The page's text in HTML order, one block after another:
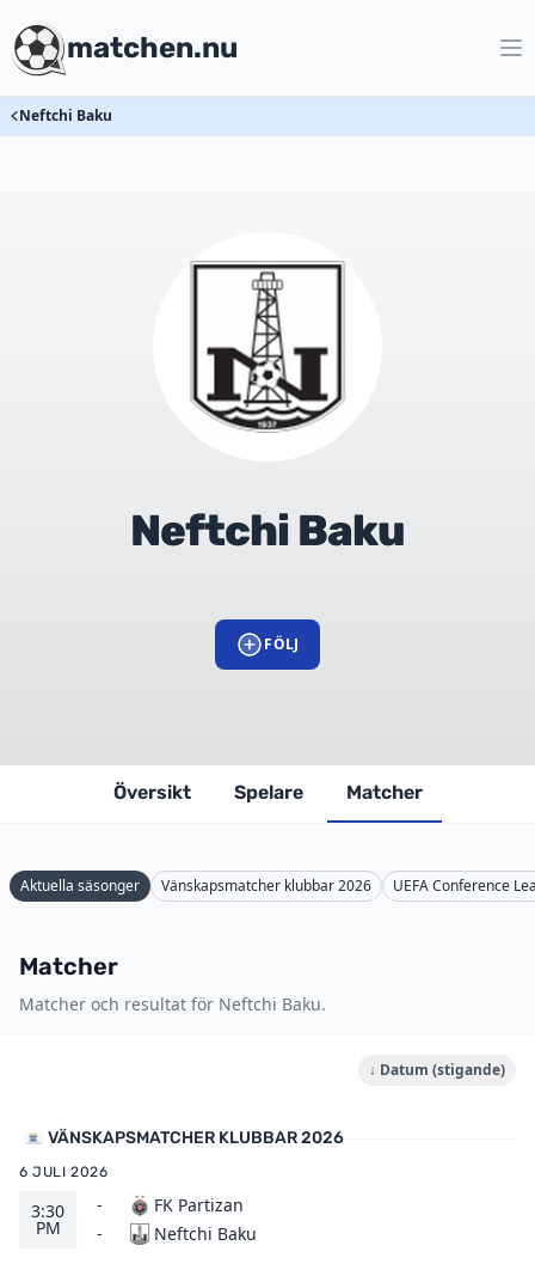
matchen.nu
Neftchi Baku
Neftchi Baku
FÖLJ
Översikt Spelare Matcher
Aktuella säsonger Vänskapsmatcher klubbar 2026 UEFA Conference
Matcher
Matcher och resultat för Neftchi Baku.
↓ Datum (stigande)
VÄNSKAPSMATCHER KLUBBAR 2026
6 JULI 2026
3:30
PM
-
-
FK Partizan
Neftchi Baku